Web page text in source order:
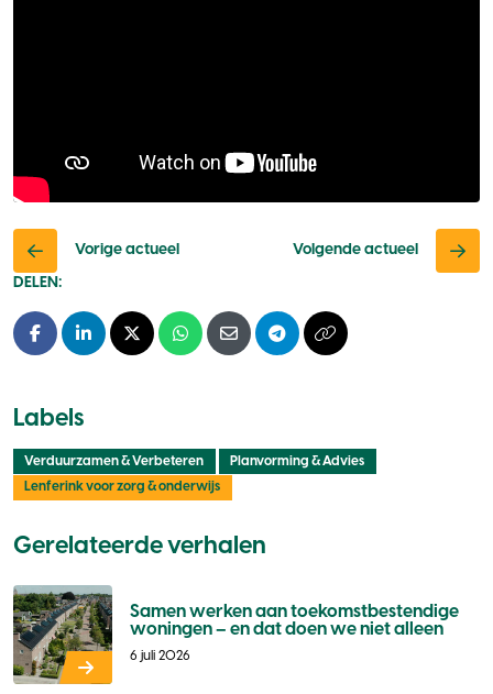
Vorige actueel
Volgende actueel
DELEN:
Facebook
LinkedInX - TwitterWhatsapp
E-mailTelegramKopieer naar
Labels
Verduurzamen & Verbeteren
Planvorming & Advies
Lenferink voor zorg & onderwijs
Gerelateerde verhalen
Samen werken aan toekomstbestendige
woningen – en dat doen we niet alleen
6 juli 2026